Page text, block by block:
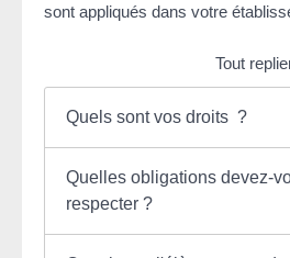
sont appliqués dans votre
Tout
Quels sont vos droits ?
Quelles obligations devez-
respecter ?